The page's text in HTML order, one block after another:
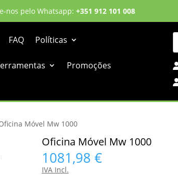
nos pelo Whatsapp: +351 912 101 008
FAQ Políticas
Promoções
Móvel Mw 1000
Oficina Móvel Mw 1000
1081,98 €
IVA Incl.